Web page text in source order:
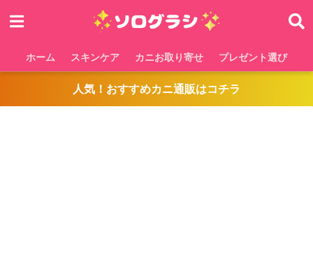
ホーム スキンケア カニお取り寄せ プレゼント選び
人気！おすすめカニ通販はコチラ